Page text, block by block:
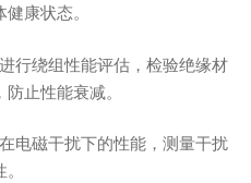
康状态。
行绕组性能评估，检验绝缘材
止性能衰减。
电磁干扰下的性能，测量干扰